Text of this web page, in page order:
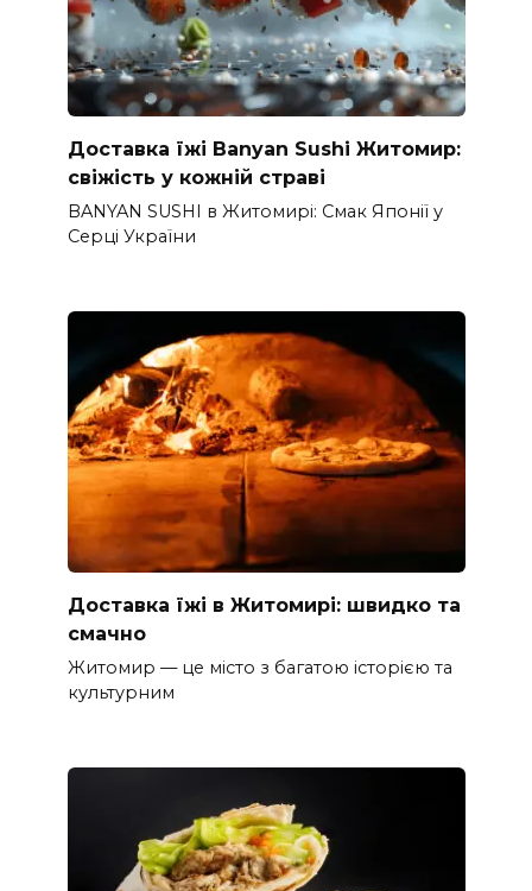
Доставка їжі Banyan Sushi Житомир:
свіжість у кожній страві
BANYAN SUSHI в Житомирі: Смак Японії у
Серці України
Доставка їжі в Житомирі: швидко та
смачно
Житомир — це місто з багатою історією та
культурним